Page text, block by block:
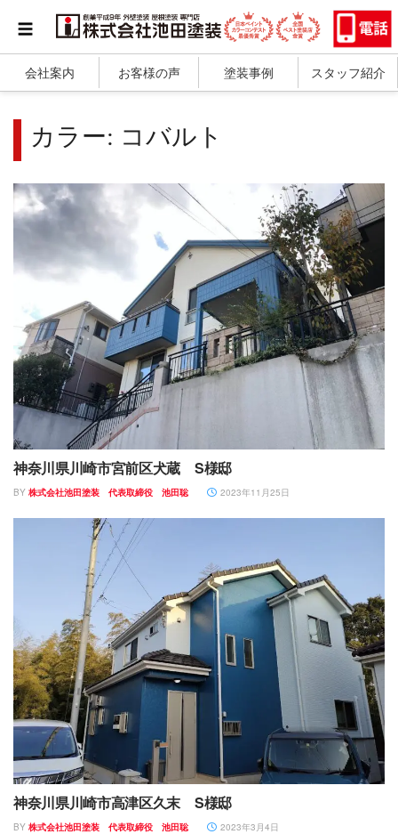
会社案内 お客様の声 塗装事例 スタッフ紹介
カラー: コバルト
神奈川県川崎市宮前区犬蔵 S様邸
BY 株式会社池田塗装 代表取締役 池田聡 2023年11月25日
神奈川県川崎市高津区久末 S様邸
BY 株式会社池田塗装 代表取締役 池田聡 2023年3月4日